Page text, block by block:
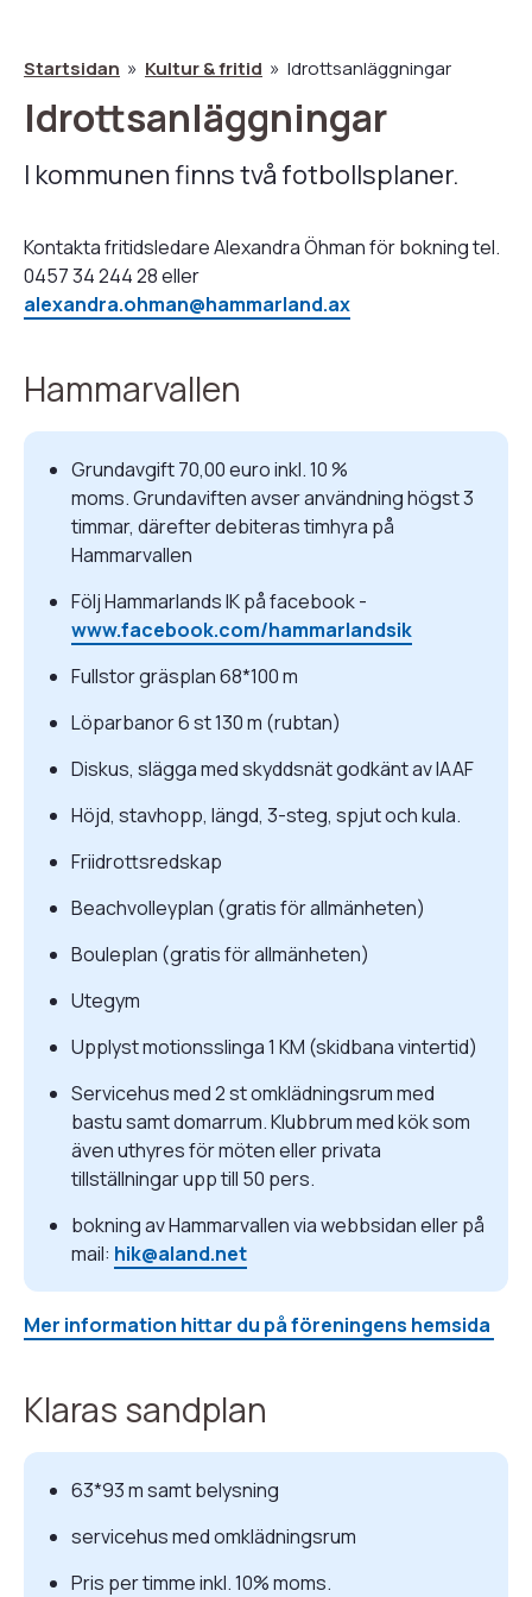
Länkstig
Startsidan Kultur & fritid Idrottsanläggningar
Idrottsanläggningar
I kommunen finns två fotbollsplaner.
Kontakta fritidsledare Alexandra Öhman för bokning tel.
0457 34 244 28 eller
alexandra.ohman@hammarland.ax
Hammarvallen
Grundavgift 70,00 euro inkl. 10 %
moms. Grundaviften avser användning högst 3
timmar, därefter debiteras timhyra på
Hammarvallen
Följ Hammarlands IK på facebook -
www.facebook.com/hammarlandsik
Fullstor gräsplan 68*100 m
Löparbanor 6 st 130 m (rubtan)
Diskus, slägga med skyddsnät godkänt av IAAF
Höjd, stavhopp, längd, 3-steg, spjut och kula.
Friidrottsredskap
Beachvolleyplan (gratis för allmänheten)
Bouleplan (gratis för allmänheten)
Utegym
Upplyst motionsslinga 1 KM (skidbana vintertid)
Servicehus med 2 st omklädningsrum med
bastu samt domarrum. Klubbrum med kök som
även uthyres för möten eller privata
tillställningar upp till 50 pers.
bokning av Hammarvallen via webbsidan eller på
mail: hik@aland.net
Mer information hittar du på föreningens hemsida
Klaras sandplan
63*93 m samt belysning
servicehus med omklädningsrum
Pris per timme inkl. 10% moms.